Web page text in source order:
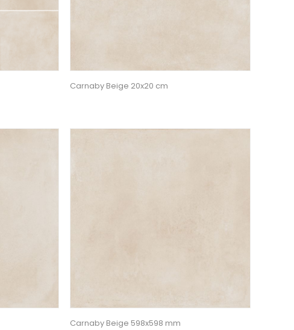
Carnaby Beige 20x20 cm
Carnaby Beige 598x598 mm